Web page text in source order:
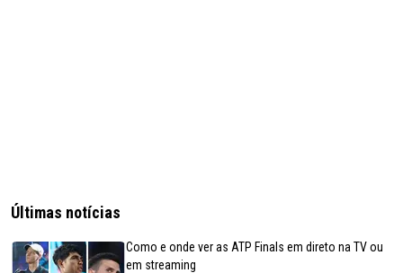
Últimas notícias
Como e onde ver as ATP Finals em direto na TV ou
em streaming